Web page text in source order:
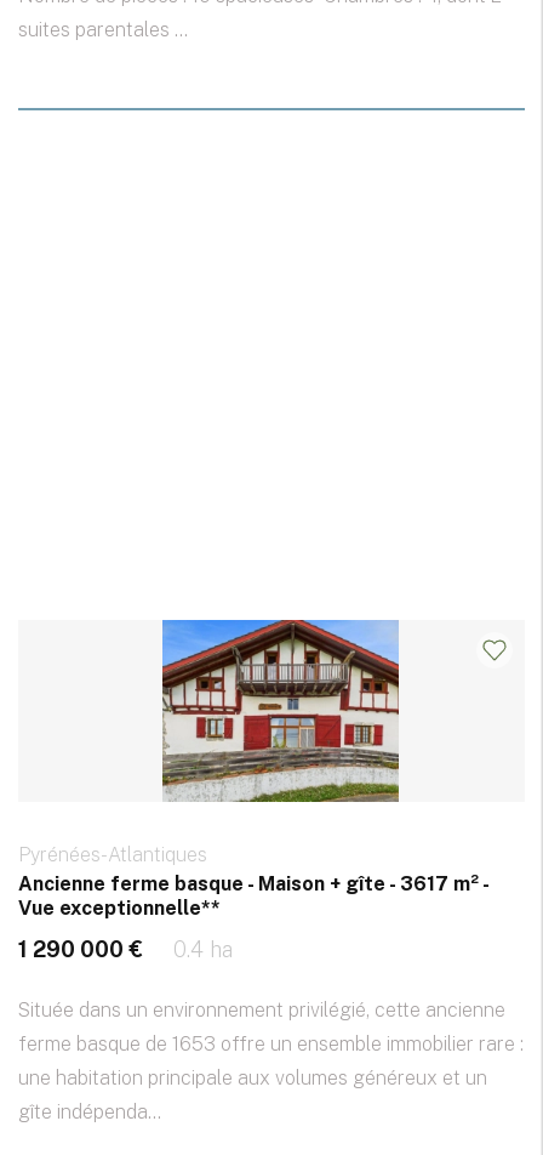
suites parentales ...
Pyrénées-Atlantiques
Ancienne ferme basque - Maison + gîte - 3617 m² -
Vue exceptionnelle**
1 290 000 € 0.4 ha
Située dans un environnement privilégié, cette ancienne
ferme basque de 1653 offre un ensemble immobilier rare :
une habitation principale aux volumes généreux et un
gîte indépenda...